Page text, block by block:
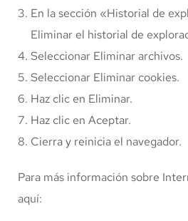
En la sección «Historial de
Eliminar el historial de
Seleccionar Eliminar archivos.
Seleccionar Eliminar cookies.
Haz clic en Eliminar.
Haz clic en Aceptar.
Cierra y reinicia el navegador.
Para más información sobre
aquí: